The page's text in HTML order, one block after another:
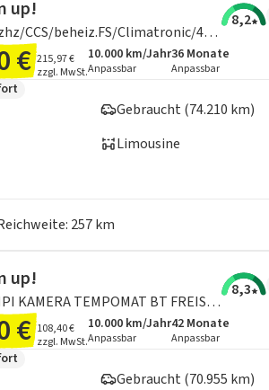
up!
e-up! Navi/Sitzhz/CCS/beheiz.FS/Climatronic/4Türen
8,2
€ 215,97 €
zzgl. MwSt.
Angebotsdetails:
Inklusive Laufleistung
10.000 km/Jahr
Anpassbar
Laufzeit
36 Monate
Anpassbar
Gebraucht (74.210 km)
Limousine
257 km
up!
Up! move1.0 MPI KAMERA TEMPOMAT BT FREISP. PDC
8,3
€ 108,40 €
zzgl. MwSt.
Angebotsdetails:
Inklusive Laufleistung
10.000 km/Jahr
Anpassbar
Laufzeit
42 Monate
Anpassbar
Gebraucht (70.955 km)